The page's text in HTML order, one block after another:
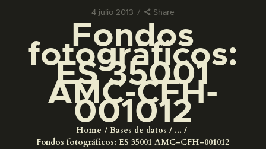
4 julio 2013 Share
Fondos
fotográficos:
ES 35001
AMC-CFH-
001012
Home Bases de datos
...
Fondos fotográficos: ES 35001 AMC-CFH-001012
PREPARAR LA VISITA
ACTIVIDADES
█
EL MUSEO